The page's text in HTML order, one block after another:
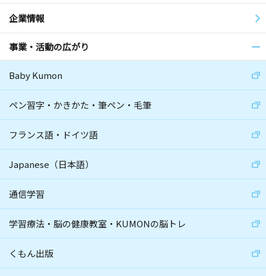
企業情報
事業・活動の広がり
Baby Kumon
ペン習字・かきかた・筆ペン・毛筆
フランス語・ドイツ語
Japanese（日本語）
通信学習
学習療法・脳の健康教室・KUMONの脳トレ
くもん出版